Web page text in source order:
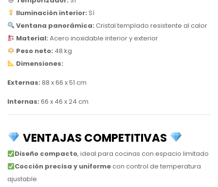
Iluminación interior: Sí
Ventana panorámica: Cristal templado resistente al calor
Material: Acero inoxidable interior y exterior
Peso neto: 48 kg
Dimensiones:
Externas: 88 x 66 x 51 cm
Internas: 66 x 46 x 24 cm
VENTAJAS COMPETITIVAS
Diseño compacto, ideal para cocinas con espacio limitado
Cocción precisa y uniformecon control de temperatura
ajustable